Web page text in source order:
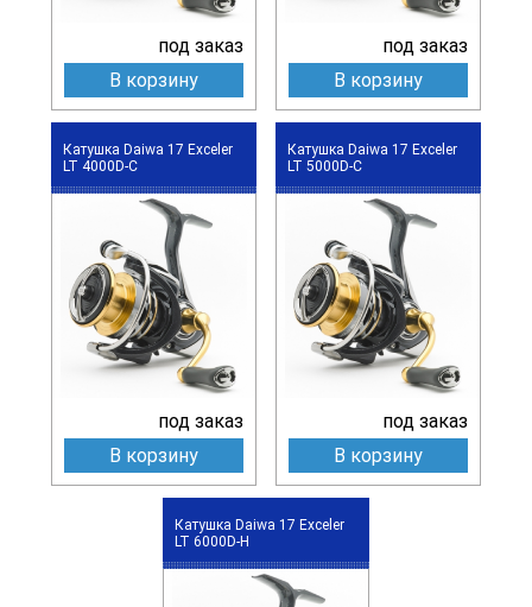
под заказ
В корзину
под заказ
В корзину
Катушка Daiwa 17 Exceler
LT 4000D-C
под заказ
В корзину
Катушка Daiwa 17 Exceler
LT 5000D-C
под заказ
В корзину
Катушка Daiwa 17 Exceler
LT 6000D-H